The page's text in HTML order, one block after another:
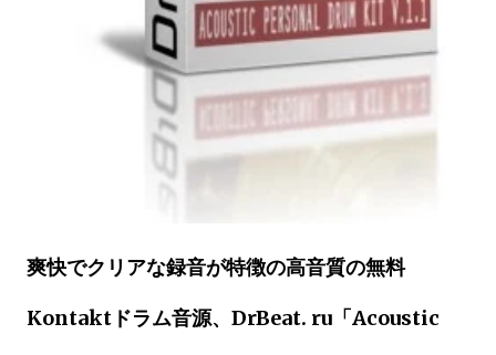
爽快でクリアな録音が特徴の高音質の無料
Kontaktドラム音源、DrBeat. ru「Acoustic